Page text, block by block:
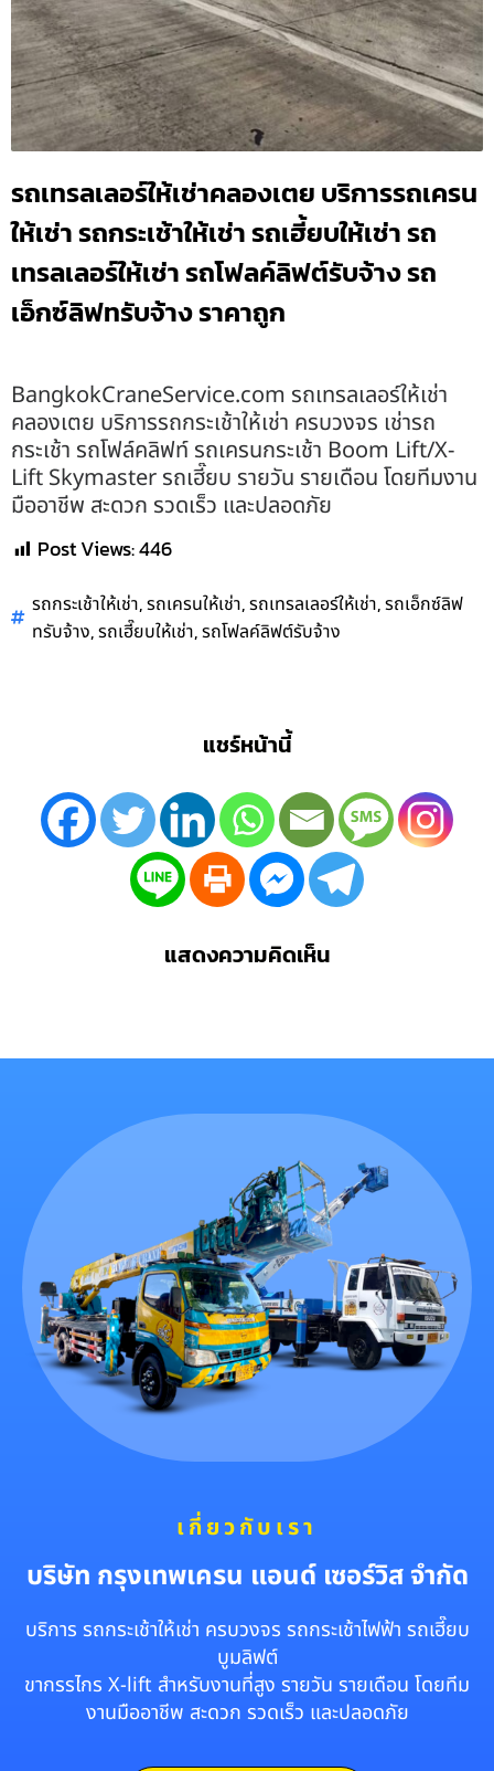
รถเทรลเลอร์ให้เช่าคลองเตย บริการรถเครน
ให้เช่า รถกระเช้าให้เช่า รถเฮี้ยบให้เช่า รถ
เทรลเลอร์ให้เช่า รถโฟลค์ลิฟต์รับจ้าง รถ
เอ็กซ์ลิฟทรับจ้าง ราคาถูก
BangkokCraneService.com รถเทรลเลอร์ให้เช่า
คลองเตย บริการรถกระเช้าให้เช่า ครบวงจร เช่ารถ
กระเช้า รถโฟล์คลิฟท์ รถเครนกระเช้า Boom Lift/X-
Lift Skymaster รถเฮี๊ยบ รายวัน รายเดือน โดยทีมงาน
มืออาชีพ สะดวก รวดเร็ว และปลอดภัย
Post Views:446
รถกระเช้าให้เช่า,รถเครนให้เช่า,รถเทรลเลอร์ให้เช่า,รถเอ็กซ์ลิฟ
ทรับจ้าง,รถเฮี๊ยบให้เช่า,รถโฟลค์ลิฟต์รับจ้าง
แชร์หน้านี้
แสดงความคิดเห็น
เกี่ยวกับเรา
บริษัท กรุงเทพเครน แอนด์ เซอร์วิส จำกัด
บริการ รถกระเช้าให้เช่า ครบวงจร รถกระเช้าไฟฟ้า รถเฮี๊ยบ
บูมลิฟต์
ขากรรไกร X-lift สำหรับงานที่สูง รายวัน รายเดือน โดยทีม
งานมืออาชีพ สะดวก รวดเร็ว และปลอดภัย